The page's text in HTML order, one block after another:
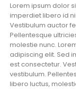
Lorem ipsum dolor
imperdiet libero id
Vestibulum auctor
Pellentesque
molestie nunc.
adipiscing elit. Sed
est consectetur.
vestibulum.
libero luctus,